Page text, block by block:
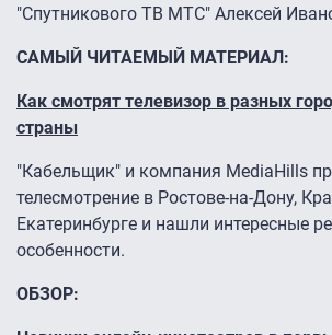
"Спутникового ТВ МТС" Алексей
САМЫЙ ЧИТАЕМЫЙ МАТЕРИАЛ:
Как смотрят телевизор в разных
страны
"Кабельщик" и компания MediaHills
телесмотрение в Ростове-на-Дону,
Екатеринбурге и нашли интересные
особенности.
ОБЗОР: